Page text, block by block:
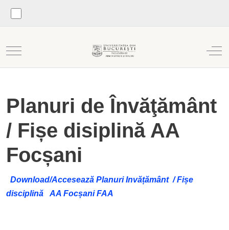
Mobile Menu Toggle Off-
Planuri de Învăţământ
/ Fișe disiplină AA
Focșani
Download/Accesează Planuri Invățământ / Fișe
disciplină AA Focșani FAA